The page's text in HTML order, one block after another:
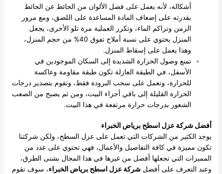
أشكاله، لأنه يعمل على فصل الألوان من الحائط عن الحائط
بقدرته على إضعاف المادة المساعدة على اللصق، ومع مرور
الزمن وتراكم الماء، وتكرر العملية مرة تلو الأخرى، يجعل
المنزل يحتوي على نسبة أملاح تفوق 40% من حجم المنزل،
وهذا يعمل على إسقاط المنزل.
تمنع وصول الحرارة الشديدة إلى السكان الموجودين في
الأسفل، في الطبقة العازلة تكون طبقة مقاومة وعاكسة
للحرارة، وتعمل على سحب البرودة فقط، وتقوم بتصدير درجات
الحرارة القليلة إلى باقي أجزاء البيت، ومن ثم يصبح من الصعب
الشعور بدرجات حرارة مرتفعة في هذا البيت.
أفضل شركة عزل اسطح برياض الخبراء
يوجد الكثير من الشركات التي تعمل على عزل السطح، ولكن شركتنا
تكون مميزة في كافة التفاصيل والأعمال، فهي تحتوي على عدد من
المميزات التي تجعلها أفضل من غيرها في هذا المجال بشتى الطرق،
وعند التعرف على أفضلشركة عزل اسطح برياض الخبراء، سوف تقوم